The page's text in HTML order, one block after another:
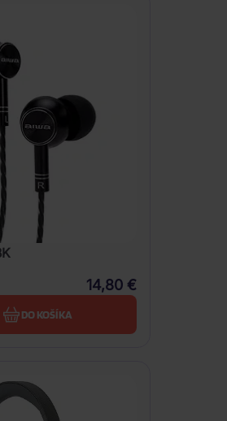
14,80 €
DO KOŠÍKA